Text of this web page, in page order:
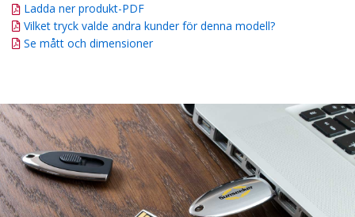
Ladda ner produkt-PDF
Vilket tryck valde andra kunder för denna modell?
Se mått och dimensioner